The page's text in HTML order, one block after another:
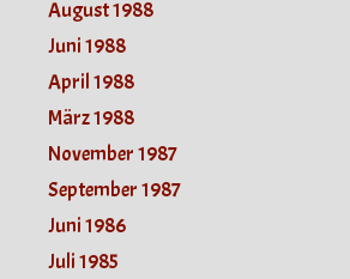
August 1988
Juni 1988
April 1988
März 1988
November 1987
September 1987
Juni 1986
Juli 1985